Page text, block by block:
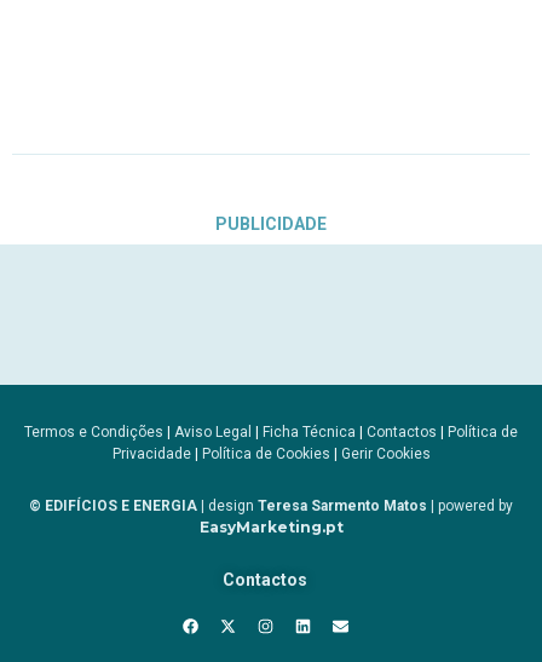
PUBLICIDADE
Termos e Condições Aviso Legal Ficha Técnica Contactos
Política de
Privacidade| Política de Cookies Gerir Cookies
© EDIFÍCIOS E ENERGIA | design Teresa Sarmento Matos | powered by
EasyMarketing.pt
Contactos